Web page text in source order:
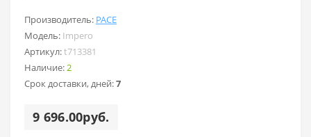
Производитель: PACE
Модель: Impero
Артикул:t713381
Наличие:2
Срок доставки, дней:7
9 696.00руб.